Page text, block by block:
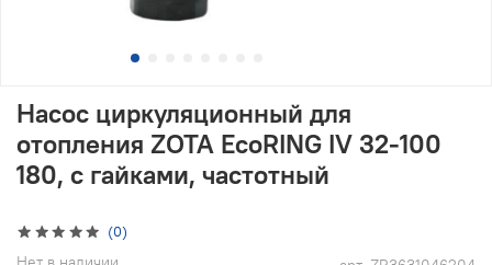
(0)
Насос циркуляционный для
отопления ZOTA EcoRING IV 32-100
180, с гайками, частотный